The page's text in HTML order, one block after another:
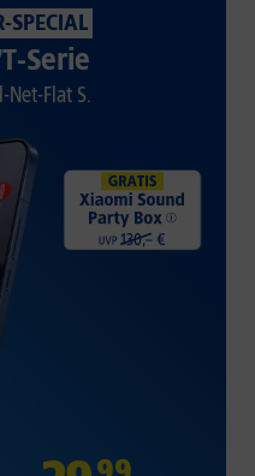
SPECIAL
Serie
Net-Flat S.